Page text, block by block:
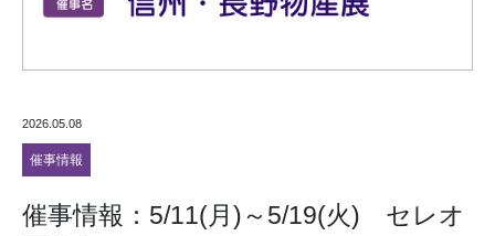
2026.05.08
催事情報
催事情報：5/11(月)～5/19(火) セレオ